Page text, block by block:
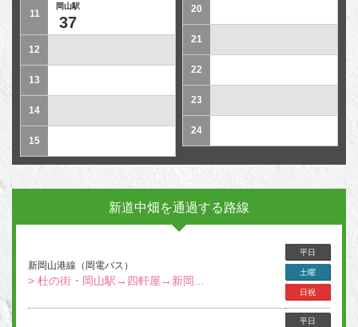
11
岡山駅
37
12
13
14
15
20
21
22
23
24
新道中畑を通過する路線
新岡山港線（岡電バス）
> 杜の街・岡山駅→四軒屋→新岡...
平日
土曜
日祝
平日